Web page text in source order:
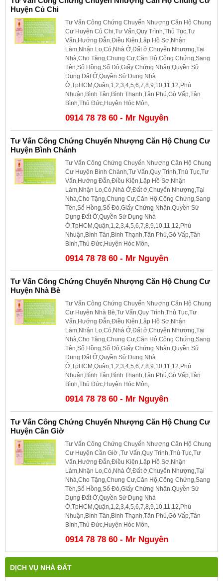
DỊCH VỤ NHÀ ĐẤT
Huyện Củ Chi
Tư Vấn Công Chứng Chuyển Nhượng Căn Hộ Chung
Cư Huyện Củ Chi,Tư Vấn,Quy Trình,Thủ Tục,Tư
Vấn,Hướng Đẫn,Điều Kiện,Lập Hồ Sơ,Nhận
Làm,Nhận Lo,Có,Nhà Ở,Đất ở,Chuyển Nhượng,Tại
Nhà,Cho Tặng,Chung Cư,Căn Hộ,Công Chứng,Sang
Tên,Sổ Hồng,Sổ Đỏ,Giấy Chứng Nhận,Quyền Sử
Dụng Đất Ở,Quyền Sử Dụng Nhà
Ở,TpHCM,Quận,1,2,3,4,5,6,7,8,9,10,11,12,Phú
Nhuận,Bình Tân,Bình Thạnh,Tân Phú,Gò Vấp,Tân
Bình,Thủ Đức,Huyện Hóc Môn,
0914 78 78 60 - Mr Nguyên
Tư Vấn Công Chứng Chuyển Nhượng Căn Hộ Chung Cư
Huyện Bình Chánh
Tư Vấn Công Chứng Chuyển Nhượng Căn Hộ Chung
Cư Huyện Bình Chánh,Tư Vấn,Quy Trình,Thủ Tục,Tư
Vấn,Hướng Đẫn,Điều Kiện,Lập Hồ Sơ,Nhận
Làm,Nhận Lo,Có,Nhà Ở,Đất ở,Chuyển Nhượng,Tại
Nhà,Cho Tặng,Chung Cư,Căn Hộ,Công Chứng,Sang
Tên,Sổ Hồng,Sổ Đỏ,Giấy Chứng Nhận,Quyền Sử
Dụng Đất Ở,Quyền Sử Dụng Nhà
Ở,TpHCM,Quận,1,2,3,4,5,6,7,8,9,10,11,12,Phú
Nhuận,Bình Tân,Bình Thạnh,Tân Phú,Gò Vấp,Tân
Bình,Thủ Đức,Huyện Hóc Môn,
0914 78 78 60 - Mr Nguyên
Tư Vấn Công Chứng Chuyển Nhượng Căn Hộ Chung Cư
Huyện Nhà Bè
Tư Vấn Công Chứng Chuyển Nhượng Căn Hộ Chung
Cư Huyện Nhà Bè,Tư Vấn,Quy Trình,Thủ Tục,Tư
Vấn,Hướng Đẫn,Điều Kiện,Lập Hồ Sơ,Nhận
Làm,Nhận Lo,Có,Nhà Ở,Đất ở,Chuyển Nhượng,Tại
Nhà,Cho Tặng,Chung Cư,Căn Hộ,Công Chứng,Sang
Tên,Sổ Hồng,Sổ Đỏ,Giấy Chứng Nhận,Quyền Sử
Dụng Đất Ở,Quyền Sử Dụng Nhà
Ở,TpHCM,Quận,1,2,3,4,5,6,7,8,9,10,11,12,Phú
Nhuận,Bình Tân,Bình Thạnh,Tân Phú,Gò Vấp,Tân
Bình,Thủ Đức,Huyện Hóc Môn,
0914 78 78 60 - Mr Nguyên
Tư Vấn Công Chứng Chuyển Nhượng Căn Hộ Chung Cư
Huyện Cần Giờ
Tư Vấn Công Chứng Chuyển Nhượng Căn Hộ Chung
Cư Huyện Cần Giờ ,Tư Vấn,Quy Trình,Thủ Tục,Tư
Vấn,Hướng Đẫn,Điều Kiện,Lập Hồ Sơ,Nhận
Làm,Nhận Lo,Có,Nhà Ở,Đất ở,Chuyển Nhượng,Tại
Nhà,Cho Tặng,Chung Cư,Căn Hộ,Công Chứng,Sang
Tên,Sổ Hồng,Sổ Đỏ,Giấy Chứng Nhận,Quyền Sử
Dụng Đất Ở,Quyền Sử Dụng Nhà
Ở,TpHCM,Quận,1,2,3,4,5,6,7,8,9,10,11,12,Phú
Nhuận,Bình Tân,Bình Thạnh,Tân Phú,Gò Vấp,Tân
Bình,Thủ Đức,Huyện Hóc Môn,
0914 78 78 60 - Mr Nguyên